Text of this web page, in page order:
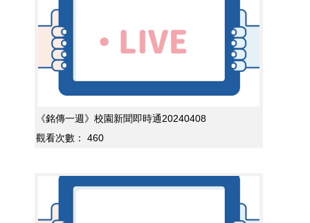
《銘傳一週》校園新聞即時通20240408
觀看次數：
460